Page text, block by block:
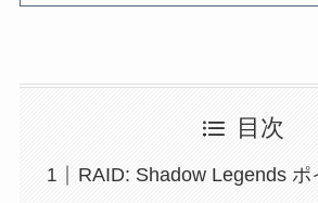
目次
RAID: Shadow Legends ポ